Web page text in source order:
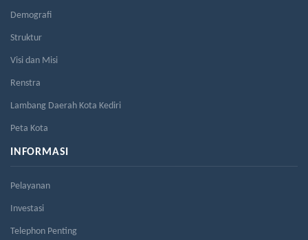
Demografi
Struktur
Visi dan Misi
Renstra
Lambang Daerah Kota Kediri
Peta Kota
INFORMASI
Pelayanan
Investasi
Telephon Penting